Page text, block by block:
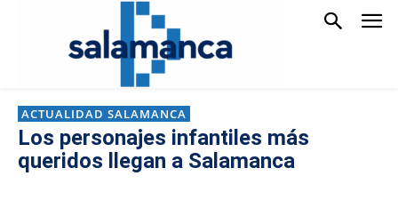
ACTUALIDAD SALAMANCA
Los personajes infantiles más
queridos llegan a Salamanca